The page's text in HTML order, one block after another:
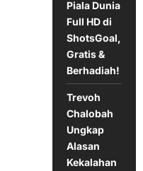
Piala Dunia
Full HD di
ShotsGoal,
Gratis &
Berhadiah!
Trevoh
Chalobah
Ungkap
Alasan
Kekalahan